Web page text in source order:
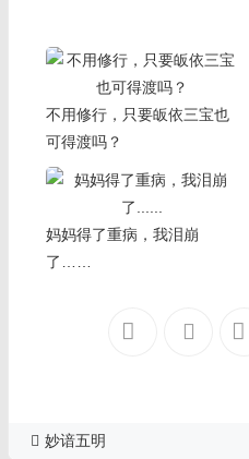
不用修行，只要皈依三宝也
可得渡吗？
妈妈得了重病，我泪崩
了……
妙谙五明